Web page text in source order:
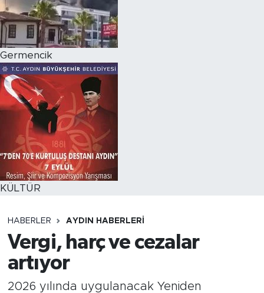
Germencik
KÜLTÜR
HABERLER AYDIN HABERLERI
Vergi, harç ve cezalar
artıyor
2026 yılında uygulanacak Yeniden